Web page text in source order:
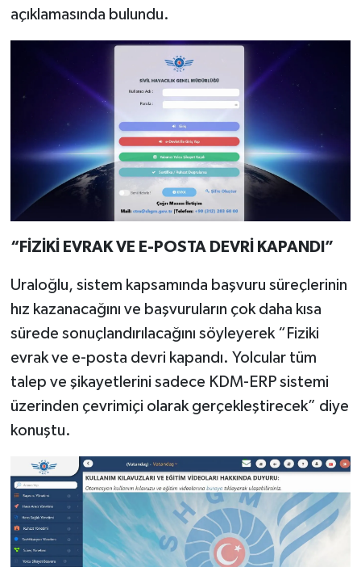
açıklamasında bulundu.
“FİZİKİ EVRAK VE E-POSTA DEVRİ KAPANDI”
Uraloğlu, sistem kapsamında başvuru süreçlerinin
hız kazanacağını ve başvuruların çok daha kısa
sürede sonuçlandırılacağını söyleyerek “Fiziki
evrak ve e-posta devri kapandı. Yolcular tüm
talep ve şikayetlerini sadece KDM-ERP sistemi
üzerinden çevrimiçi olarak gerçekleştirecek” diye
konuştu.